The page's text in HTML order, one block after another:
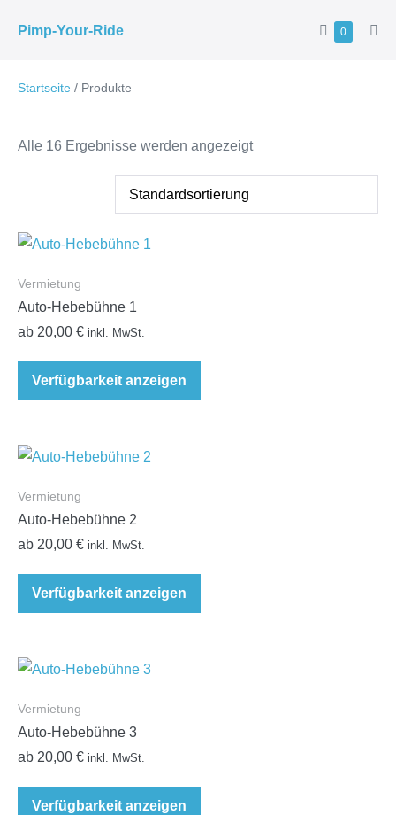
InhaltPimp-Your-Ride Warenkorb
0Elemente
Startseite / Produkte
Alle 16 Ergebnisse werden angezeigt
Vermietung
Auto-Hebebühne 1
ab 20,00 € inkl. MwSt.
Verfügbarkeit anzeigen
Vermietung
Auto-Hebebühne 2
ab 20,00 € inkl. MwSt.
Verfügbarkeit anzeigen
Vermietung
Auto-Hebebühne 3
ab 20,00 € inkl. MwSt.
Verfügbarkeit anzeigen